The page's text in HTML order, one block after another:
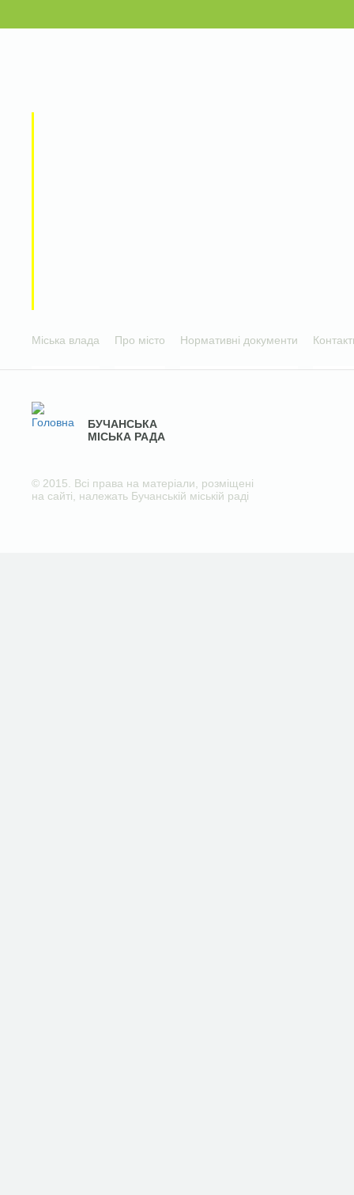
Міська влада Про місто Нормативні документи
БУЧАНСЬКА
МІСЬКА РАДА
© 2015. Всі права на матеріали, розміщені
на сайті, належать Бучанській міській раді